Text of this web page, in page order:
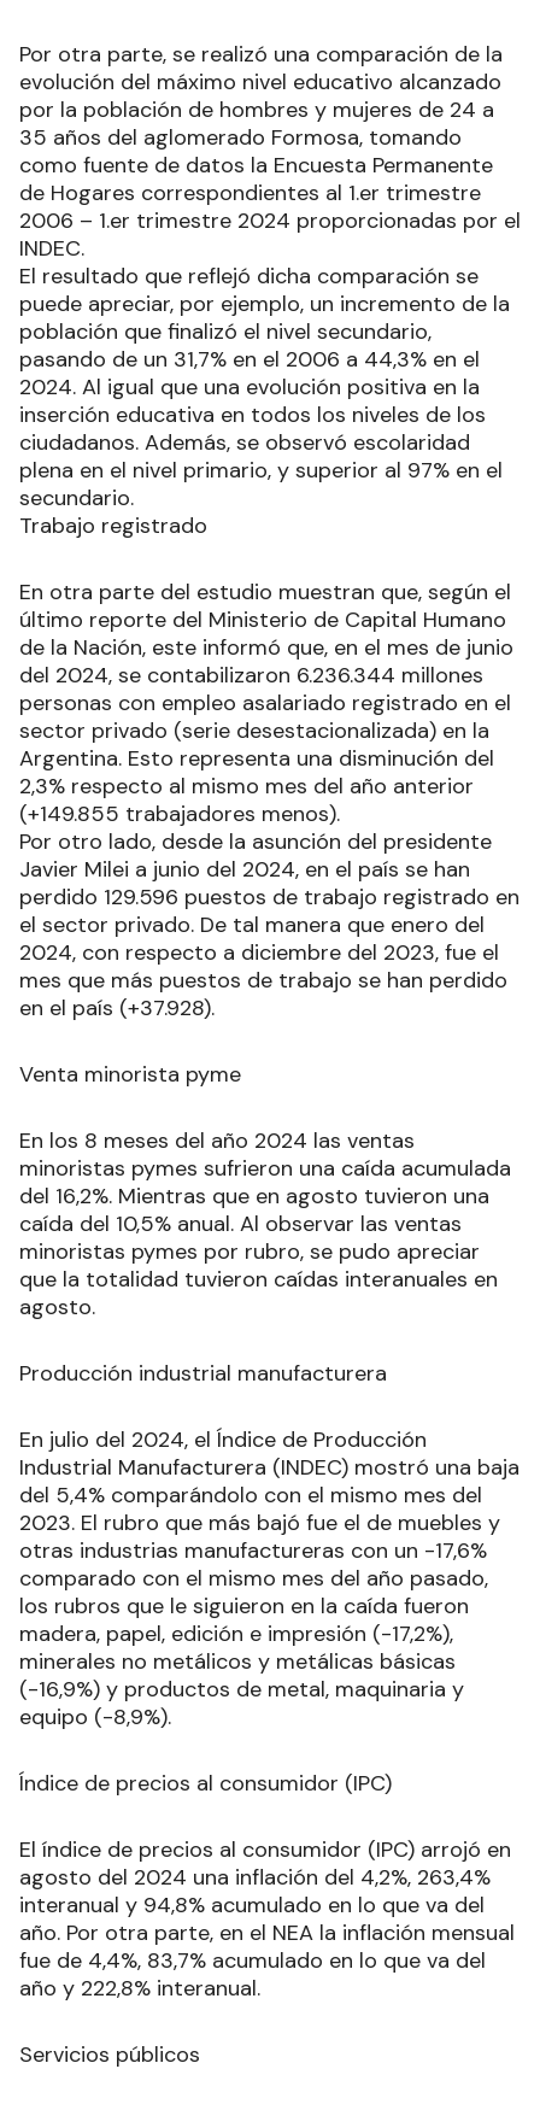
Por otra parte, se realizó una comparación de la
evolución del máximo nivel educativo alcanzado
por la población de hombres y mujeres de 24 a
35 años del aglomerado Formosa, tomando
como fuente de datos la Encuesta Permanente
de Hogares correspondientes al 1.er trimestre
2006 – 1.er trimestre 2024 proporcionadas por el
INDEC.
El resultado que reflejó dicha comparación se
puede apreciar, por ejemplo, un incremento de la
población que finalizó el nivel secundario,
pasando de un 31,7% en el 2006 a 44,3% en el
2024. Al igual que una evolución positiva en la
inserción educativa en todos los niveles de los
ciudadanos. Además, se observó escolaridad
plena en el nivel primario, y superior al 97% en el
secundario.
Trabajo registrado
En otra parte del estudio muestran que, según el
último reporte del Ministerio de Capital Humano
de la Nación, este informó que, en el mes de junio
del 2024, se contabilizaron 6.236.344 millones
personas con empleo asalariado registrado en el
sector privado (serie desestacionalizada) en la
Argentina. Esto representa una disminución del
2,3% respecto al mismo mes del año anterior
(+149.855 trabajadores menos).
Por otro lado, desde la asunción del presidente
Javier Milei a junio del 2024, en el país se han
perdido 129.596 puestos de trabajo registrado en
el sector privado. De tal manera que enero del
2024, con respecto a diciembre del 2023, fue el
mes que más puestos de trabajo se han perdido
en el país (+37.928).
Venta minorista pyme
En los 8 meses del año 2024 las ventas
minoristas pymes sufrieron una caída acumulada
del 16,2%. Mientras que en agosto tuvieron una
caída del 10,5% anual. Al observar las ventas
minoristas pymes por rubro, se pudo apreciar
que la totalidad tuvieron caídas interanuales en
agosto.
Producción industrial manufacturera
En julio del 2024, el Índice de Producción
Industrial Manufacturera (INDEC) mostró una baja
del 5,4% comparándolo con el mismo mes del
2023. El rubro que más bajó fue el de muebles y
otras industrias manufactureras con un -17,6%
comparado con el mismo mes del año pasado,
los rubros que le siguieron en la caída fueron
madera, papel, edición e impresión (-17,2%),
minerales no metálicos y metálicas básicas
(-16,9%) y productos de metal, maquinaria y
equipo (-8,9%).
Índice de precios al consumidor (IPC)
El índice de precios al consumidor (IPC) arrojó en
agosto del 2024 una inflación del 4,2%, 263,4%
interanual y 94,8% acumulado en lo que va del
año. Por otra parte, en el NEA la inflación mensual
fue de 4,4%, 83,7% acumulado en lo que va del
año y 222,8% interanual.
Servicios públicos